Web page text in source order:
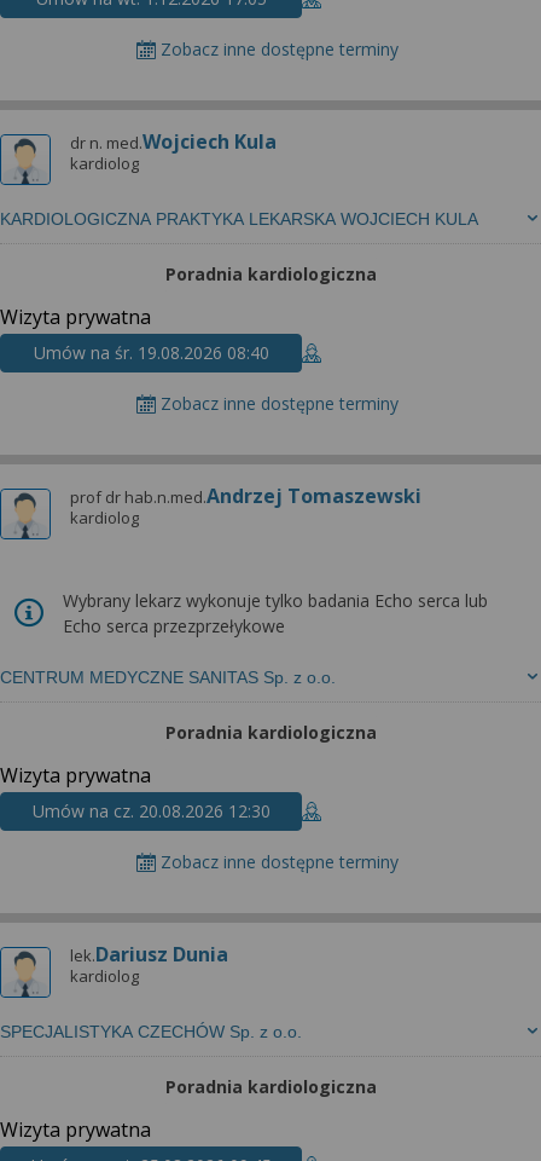
Zobacz inne dostępne terminy
dr n. med.Wojciech Kula
kardiolog
KARDIOLOGICZNA PRAKTYKA LEKARSKA WOJCIECH KULA
Poradnia kardiologiczna
Wizyta prywatna
Umów na śr. 19.08.2026 08:40
Zobacz inne dostępne terminy
prof dr hab.n.med.Andrzej Tomaszewski
kardiolog
CENTRUM MEDYCZNE SANITAS Sp. z o.o.
Wybrany lekarz wykonuje tylko badania Echo serca lub
Echo serca przezprzełykowe
Poradnia kardiologiczna
Wizyta prywatna
Umów na cz. 20.08.2026 12:30
Zobacz inne dostępne terminy
lek.Dariusz Dunia
kardiolog
SPECJALISTYKA CZECHÓW Sp. z o.o.
Poradnia kardiologiczna
Wizyta prywatna